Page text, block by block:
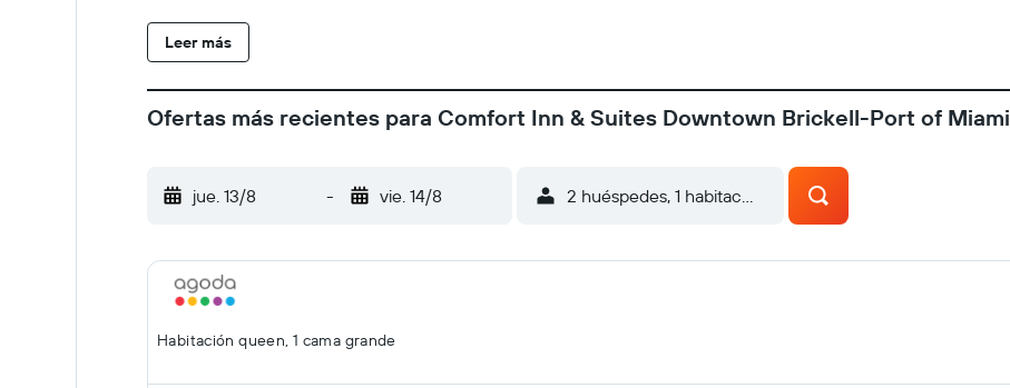
Leer más
Ofertas más recientes para Comfort Inn & Suites Downtown Brickell-Port of Miami
jue. 13/8 - vie. 14/8 2 huéspedes, 1 habitación
Habitación queen, 1 cama grande